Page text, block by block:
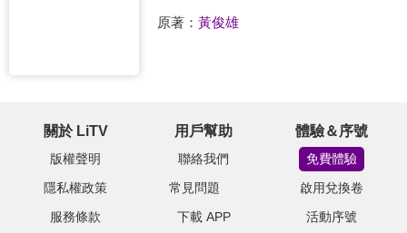
原著： 黃俊雄
關於 LiTV
版權聲明
隱私權政策
服務條款
用戶幫助
聯絡我們
常見問題
下載 APP
體驗＆序號
免費體驗
啟用兌換卷
活動序號